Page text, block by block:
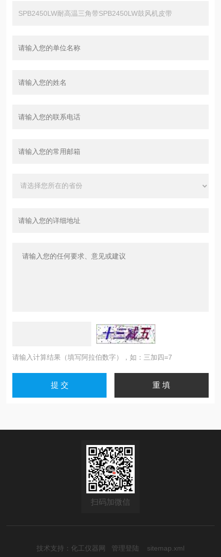
请输入计算结果（填写阿拉伯数字），如：三加四=7
扫码加微信
技术支持： 化工仪器网 管理登陆 sitemap.xml